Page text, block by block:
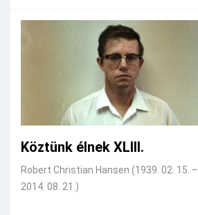
Köztünk élnek XLIII.
Robert Christian Hansen (1939. 02. 15. –
2014. 08. 21.)